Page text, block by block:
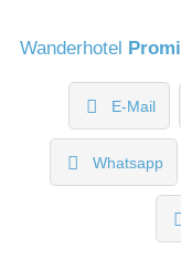
Wanderhotel
E-Mail
Whatsapp